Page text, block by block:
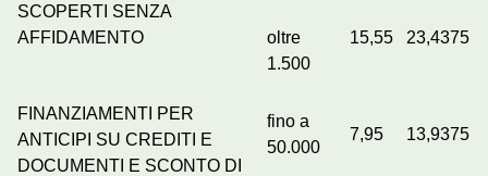
SCOPERTI SENZA
AFFIDAMENTO
oltre
1.500
15,55 23,4375
FINANZIAMENTI PER
ANTICIPI SU CREDITI E
DOCUMENTI E SCONTO DI
fino a
50.000
7,95 13,9375